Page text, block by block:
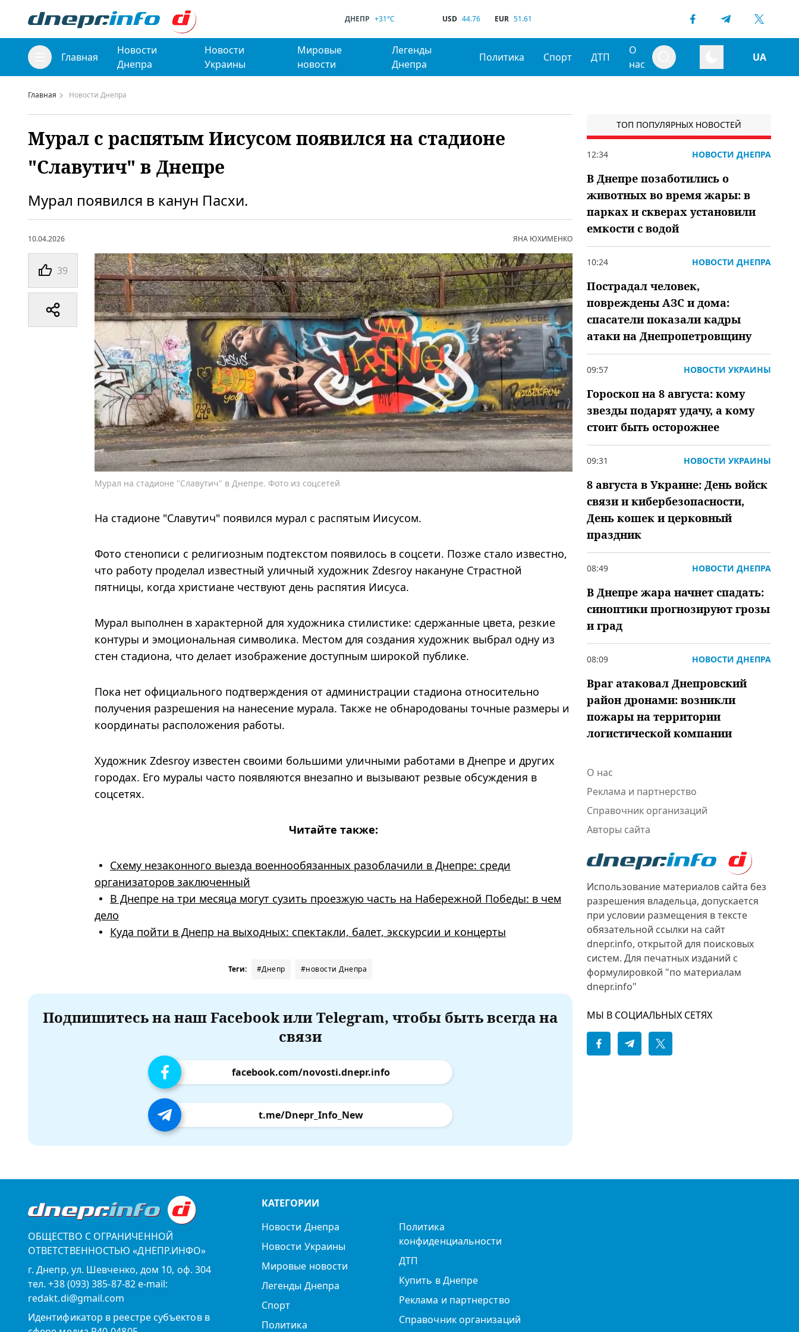
ДНЕПР +31°C USD 44.76 EUR 51.61
Главная
Новости
Днепра
Новости
Украины
Мировые
новости
Легенды
Днепра
Политика Спорт ДТП
О
нас
UA
Главная Новости Днепра
Мурал с распятым Иисусом появился на стадионе
"Славутич" в Днепре
Мурал появился в канун Пасхи.
10.04.2026 ЯНА ЮХИМЕНКО
39
Мурал на стадионе "Славутич" в Днепре. Фото из соцсетей
На стадионе "Славутич" появился мурал с распятым Иисусом.
Фото стенописи с религиозным подтекстом появилось в соцсети. Позже стало известно,
что работу проделал известный уличный художник Zdesroy накануне Страстной
пятницы, когда христиане чествуют день распятия Иисуса.
Мурал выполнен в характерной для художника стилистике: сдержанные цвета, резкие
контуры и эмоциональная символика. Местом для создания художник выбрал одну из
стен стадиона, что делает изображение доступным широкой публике.
Пока нет официального подтверждения от администрации стадиона относительно
получения разрешения на нанесение мурала. Также не обнародованы точные размеры и
координаты расположения работы.
Художник Zdesroy известен своими большими уличными работами в Днепре и других
городах. Его муралы часто появляются внезапно и вызывают резвые обсуждения в
соцсетях.
Читайте также:
Схему незаконного выезда военнообязанных разоблачили в Днепре: среди
организаторов заключенный
В Днепре на три месяца могут сузить проезжую часть на Набережной Победы: в чем
дело
Куда пойти в Днепр на выходных: спектакли, балет, экскурсии и концерты
Теги: #Днепр #новости Днепра
Подпишитесь на наш Facebook или Telegram, чтобы быть всегда на
связи
facebook.com/novosti.dnepr.info
t.me/Dnepr_Info_New
ТОП ПОПУЛЯРНЫХ НОВОСТЕЙ
12:34 НОВОСТИ ДНЕПРА
В Днепре позаботились о
животных во время жары: в
парках и скверах установили
емкости с водой
10:24 НОВОСТИ ДНЕПРА
Пострадал человек,
повреждены АЗС и дома:
спасатели показали кадры
атаки на Днепропетровщину
09:57 НОВОСТИ УКРАИНЫ
Гороскоп на 8 августа: кому
звезды подарят удачу, а кому
стоит быть осторожнее
09:31 НОВОСТИ УКРАИНЫ
8 августа в Украине: День войск
связи и кибербезопасности,
День кошек и церковный
праздник
08:49 НОВОСТИ ДНЕПРА
В Днепре жара начнет спадать:
синоптики прогнозируют грозы
и град
08:09 НОВОСТИ ДНЕПРА
Враг атаковал Днепровский
район дронами: возникли
пожары на территории
логистической компании
О нас
Реклама и партнерство
Справочник организаций
Авторы сайта
Использование материалов сайта без
разрешения владельца, допускается
при условии размещения в тексте
обязательной ссылки на сайт
dnepr.info, открытой для поисковых
систем. Для печатных изданий с
формулировкой "по материалам
dnepr.info"
МЫ В СОЦИАЛЬНЫХ СЕТЯХ
ОБЩЕСТВО С ОГРАНИЧЕННОЙ
ОТВЕТСТВЕННОСТЬЮ «ДНЕПР.ИНФО»
г. Днепр, ул. Шевченко, дом 10, оф. 304
тел. +38 (093) 385-87-82 e-mail:
redakt.di@gmail.com
Идентификатор в реестре субъектов в
КАТЕГОРИИ
Новости Днепра
Новости Украины
Мировые новости
Легенды Днепра
Спорт
Политика
Политика
конфиденциальности
ДТП
Купить в Днепре
Реклама и партнерство
Справочник организаций